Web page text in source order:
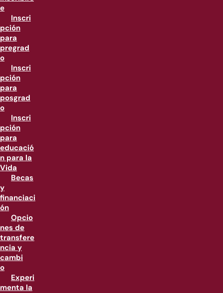
e
Inscri
pción
para
pregrad
o
Inscri
pción
para
posgrad
o
Inscri
pción
para
educació
n para la
Vida
Becas
y
financiaci
ón
Opcio
nes de
transfere
ncia y
cambi
o
Experi
menta la